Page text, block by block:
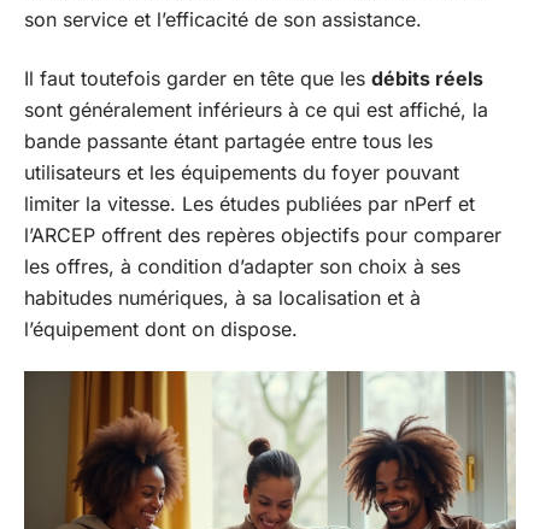
son service et l’efficacité de son assistance.
Il faut toutefois garder en tête que les débits réels
sont généralement inférieurs à ce qui est affiché, la
bande passante étant partagée entre tous les
utilisateurs et les équipements du foyer pouvant
limiter la vitesse. Les études publiées par nPerf et
l’ARCEP offrent des repères objectifs pour comparer
les offres, à condition d’adapter son choix à ses
habitudes numériques, à sa localisation et à
l’équipement dont on dispose.